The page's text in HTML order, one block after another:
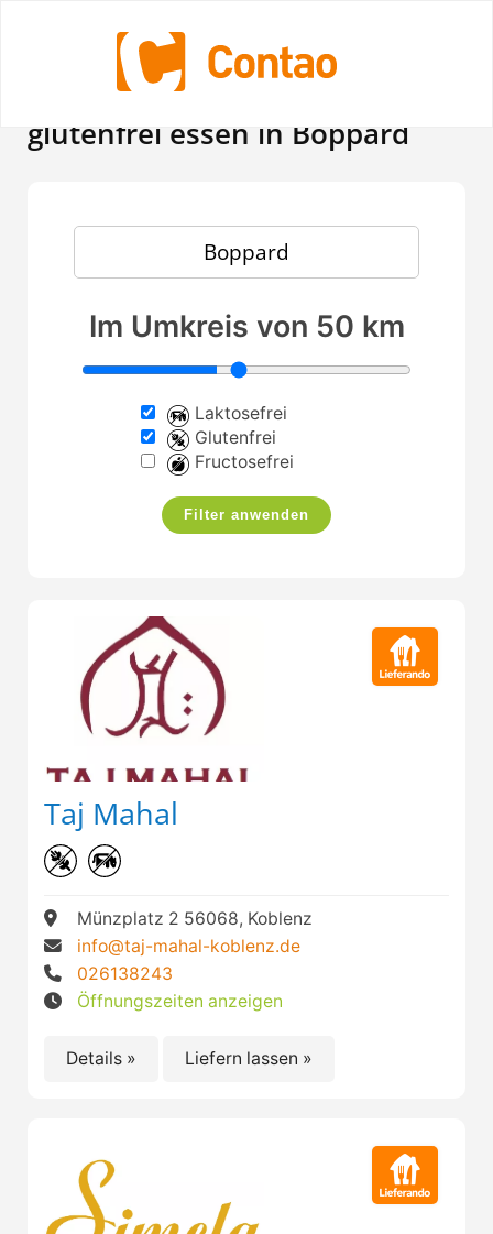
In Restaurants laktosefrei,
glutenfrei essen in Boppard
Im Umkreis von 50 km
Laktosefrei
Glutenfrei
Fructosefrei
Filter anwenden
Taj Mahal
Münzplatz 2 56068, Koblenz
info@taj-mahal-koblenz.de
026138243
Öffnungszeiten anzeigen
Details » Liefern lassen »